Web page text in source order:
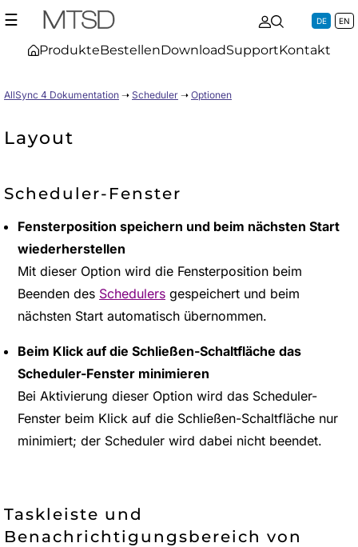
☰
ProdukteBestellenDownloadSupportKontakt
DE EN
AllSync 4 Dokumentation ➝ Scheduler ➝ Optionen
Layout
Scheduler-Fenster
Fensterposition speichern und beim nächsten Start
wiederherstellen
Mit dieser Option wird die Fensterposition beim
Beenden des Schedulers gespeichert und beim
nächsten Start automatisch übernommen.
Beim Klick auf die Schließen-Schaltfläche das
Scheduler-Fenster minimieren
Bei Aktivierung dieser Option wird das Scheduler-
Fenster beim Klick auf die Schließen-Schaltfläche nur
minimiert; der Scheduler wird dabei nicht beendet.
Taskleiste und
Benachrichtigungsbereich von